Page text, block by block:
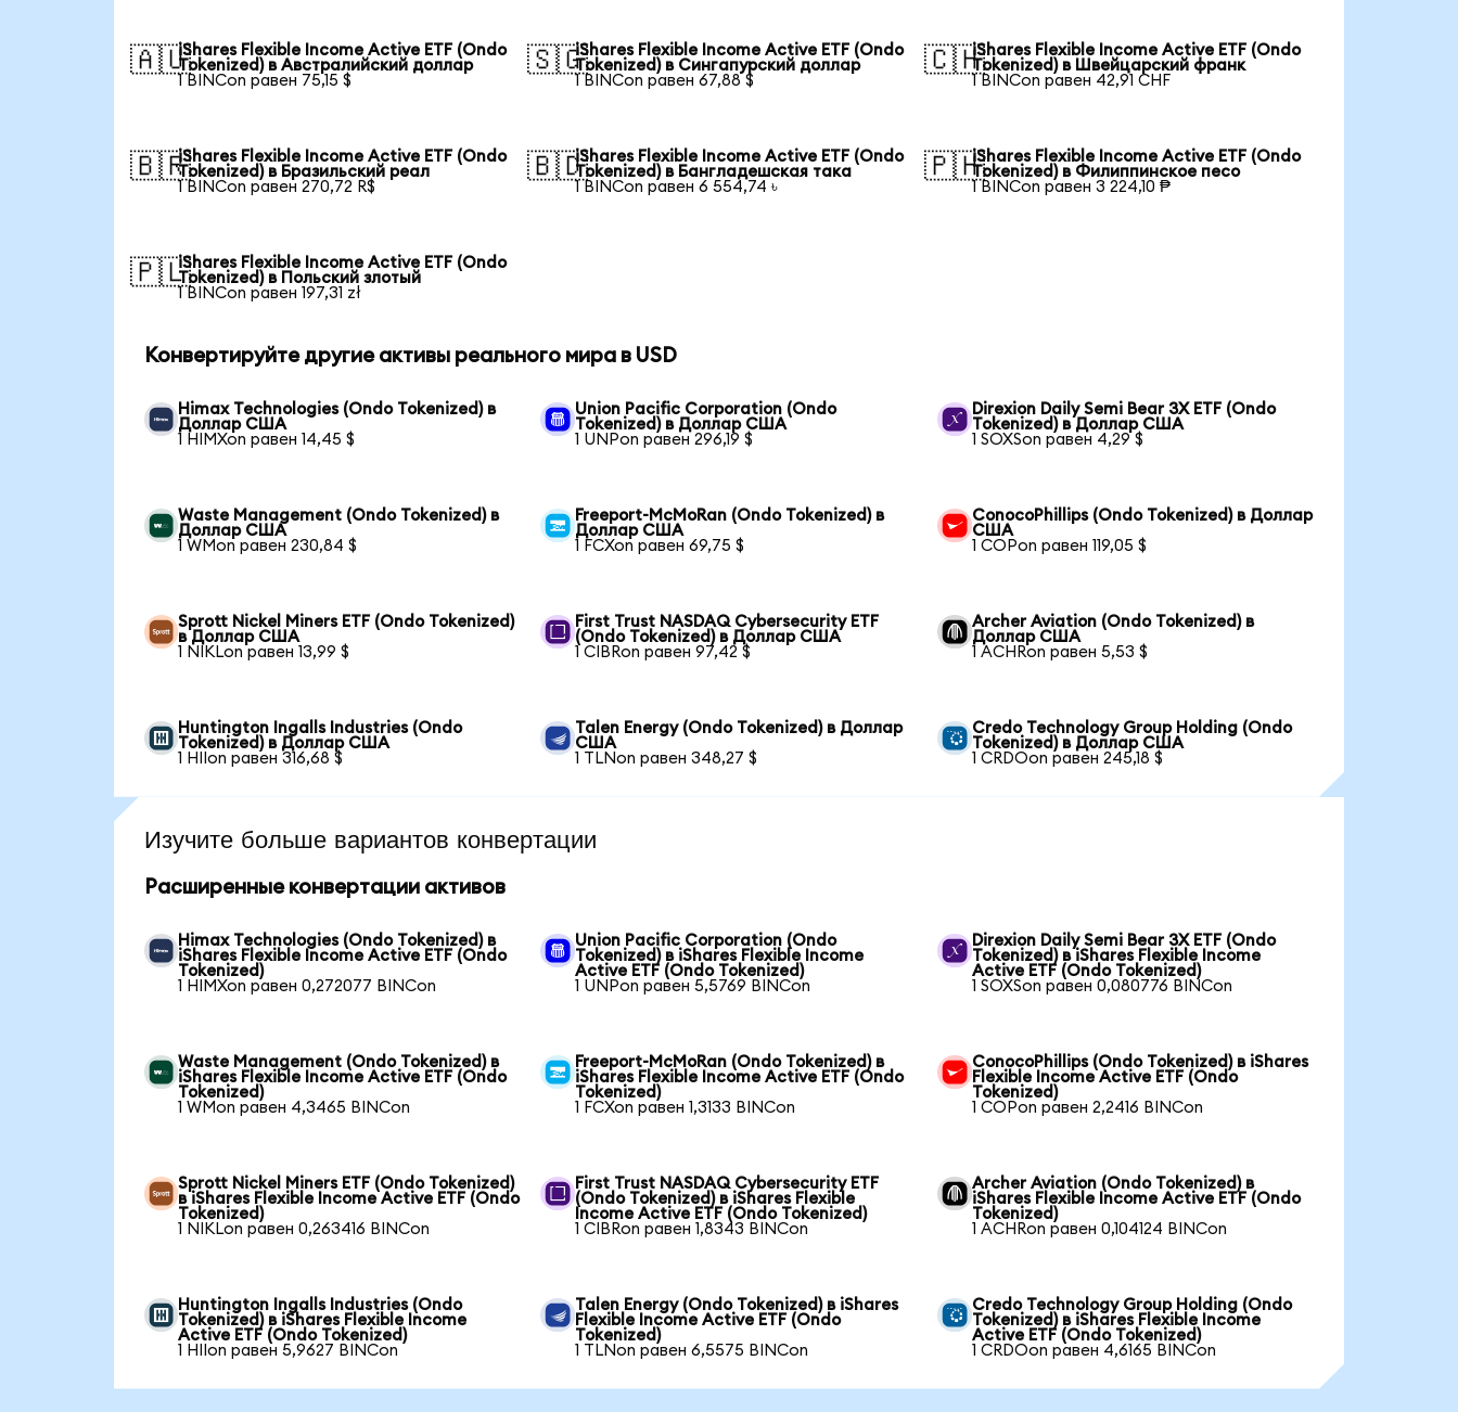
🇦🇺iShares Flexible Income Active ETF (Ondo
Tokenized) в Австралийский доллар
1 BINCon равен 75,15 $
🇸🇬iShares Flexible Income Active ETF (Ondo
Tokenized) в Сингапурский доллар
1 BINCon равен 67,88 $
🇨🇭iShares Flexible Income Active ETF (Ondo
Tokenized) в Швейцарский франк
1 BINCon равен 42,91 CHF
🇧🇷iShares Flexible Income Active ETF (Ondo
Tokenized) в Бразильский реал
1 BINCon равен 270,72 R$
🇧🇩iShares Flexible Income Active ETF (Ondo
Tokenized) в Бангладешская така
1 BINCon равен 6 554,74 ৳
🇵🇭iShares Flexible Income Active ETF (Ondo
Tokenized) в Филиппинское песо
1 BINCon равен 3 224,10 ₱
🇵🇱iShares Flexible Income Active ETF (Ondo
Tokenized) в Польский злотый
1 BINCon равен 197,31 zł
Конвертируйте другие активы реального мира в USD
Himax Technologies (Ondo Tokenized) в
Доллар США
1 HIMXon равен 14,45 $
Union Pacific Corporation (Ondo
Tokenized) в Доллар США
1 UNPon равен 296,19 $
Direxion Daily Semi Bear 3X ETF (Ondo
Tokenized) в Доллар США
1 SOXSon равен 4,29 $
Waste Management (Ondo Tokenized) в
Доллар США
1 WMon равен 230,84 $
Freeport-McMoRan (Ondo Tokenized) в
Доллар США
1 FCXon равен 69,75 $
ConocoPhillips (Ondo Tokenized) в Доллар
США
1 COPon равен 119,05 $
Sprott Nickel Miners ETF (Ondo Tokenized)
в Доллар США
1 NIKLon равен 13,99 $
First Trust NASDAQ Cybersecurity ETF
(Ondo Tokenized) в Доллар США
1 CIBRon равен 97,42 $
Archer Aviation (Ondo Tokenized) в
Доллар США
1 ACHRon равен 5,53 $
Huntington Ingalls Industries (Ondo
Tokenized) в Доллар США
1 HIIon равен 316,68 $
Talen Energy (Ondo Tokenized) в Доллар
США
1 TLNon равен 348,27 $
Credo Technology Group Holding (Ondo
Tokenized) в Доллар США
1 CRDOon равен 245,18 $
Изучите больше вариантов конвертации
Расширенные конвертации активов
Himax Technologies (Ondo Tokenized) в
iShares Flexible Income Active ETF (Ondo
Tokenized)
1 HIMXon равен 0,272077 BINCon
Union Pacific Corporation (Ondo
Tokenized) в iShares Flexible Income
Active ETF (Ondo Tokenized)
1 UNPon равен 5,5769 BINCon
Direxion Daily Semi Bear 3X ETF (Ondo
Tokenized) в iShares Flexible Income
Active ETF (Ondo Tokenized)
1 SOXSon равен 0,080776 BINCon
Waste Management (Ondo Tokenized) в
iShares Flexible Income Active ETF (Ondo
Tokenized)
1 WMon равен 4,3465 BINCon
Freeport-McMoRan (Ondo Tokenized) в
iShares Flexible Income Active ETF (Ondo
Tokenized)
1 FCXon равен 1,3133 BINCon
ConocoPhillips (Ondo Tokenized) в iShares
Flexible Income Active ETF (Ondo
Tokenized)
1 COPon равен 2,2416 BINCon
Sprott Nickel Miners ETF (Ondo Tokenized)
в iShares Flexible Income Active ETF (Ondo
Tokenized)
1 NIKLon равен 0,263416 BINCon
First Trust NASDAQ Cybersecurity ETF
(Ondo Tokenized) в iShares Flexible
Income Active ETF (Ondo Tokenized)
1 CIBRon равен 1,8343 BINCon
Archer Aviation (Ondo Tokenized) в
iShares Flexible Income Active ETF (Ondo
Tokenized)
1 ACHRon равен 0,104124 BINCon
Huntington Ingalls Industries (Ondo
Tokenized) в iShares Flexible Income
Active ETF (Ondo Tokenized)
1 HIIon равен 5,9627 BINCon
Talen Energy (Ondo Tokenized) в iShares
Flexible Income Active ETF (Ondo
Tokenized)
1 TLNon равен 6,5575 BINCon
Credo Technology Group Holding (Ondo
Tokenized) в iShares Flexible Income
Active ETF (Ondo Tokenized)
1 CRDOon равен 4,6165 BINCon